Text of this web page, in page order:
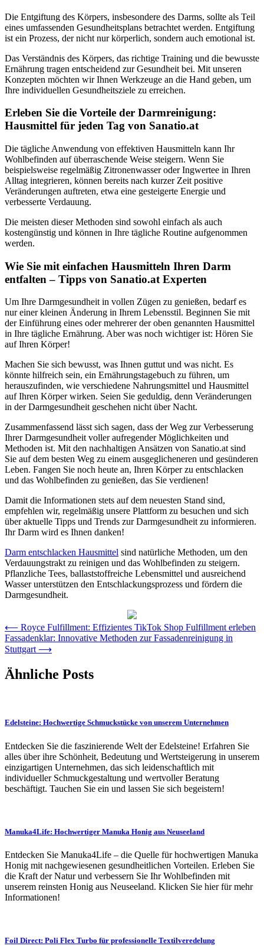
Die Entgiftung des Körpers, insbesondere des Darms, sollte als Teil
eines umfassenden Gesundheitsplans betrachtet werden. Entgiftung
ist ein Prozess, der nicht nur körperlich, sondern auch emotional ist.
Das Verständnis des Körpers, das richtige Training und die bewusste
Ernährung tragen entscheidend zur Gesundheit bei. Mit unseren
Konzepten möchten wir Ihnen Werkzeuge an die Hand geben, um
Ihre individuellen Gesundheitsziele zu erreichen.
Erleben Sie die Vorteile der Darmreinigung:
Hausmittel für jeden Tag von Sanatio.at
Die tägliche Anwendung von effektiven Hausmitteln kann Ihr
Wohlbefinden auf überraschende Weise steigern. Wenn Sie
beispielsweise regelmäßig Zitronenwasser oder Ingwertee in Ihren
Alltag integrieren, können bereits nach kurzer Zeit positive
Veränderungen auftreten, etwa eine gesteigerte Energie und
verbesserte Verdauung.
Die meisten dieser Methoden sind sowohl einfach als auch
kostengünstig und können in Ihre tägliche Routine aufgenommen
werden.
Wie Sie mit einfachen Hausmitteln Ihren Darm
entfalten – Tipps von Sanatio.at Experten
Um Ihre Darmgesundheit in vollen Zügen zu genießen, bedarf es
nur einer kleinen Änderung in Ihrem Lebensstil. Beginnen Sie mit
der Einführung eines oder mehrerer der oben genannten Hausmittel
in Ihre tägliche Ernährung. Aber was noch wichtiger ist: Hören Sie
auf Ihren Körper!
Machen Sie sich bewusst, was Ihnen guttut und was nicht. Es
könnte hilfreich sein, ein Ernährungstagebuch zu führen, um
herauszufinden, wie verschiedene Nahrungsmittel und Hausmittel
auf Ihren Körper wirken. Seien Sie geduldig, denn Veränderungen
in der Darmgesundheit geschehen nicht über Nacht.
Zusammenfassend lässt sich sagen, dass der Weg zur Verbesserung
Ihrer Darmgesundheit voller aufregender Möglichkeiten und
Methoden ist. Mit den nachhaltigen Ansätzen von Sanatio.at sind
Sie auf dem besten Weg zu einem ausgeglicheneren und gesünderen
Leben. Fangen Sie noch heute an, Ihren Körper zu entschlacken
und das Wohlbefinden zu genießen, das Sie verdienen!
Damit die Informationen stets auf dem neuesten Stand sind,
empfehlen wir, regelmäßig unsere Plattform zu besuchen und sich
über aktuelle Tipps und Trends zur Darmgesundheit zu informieren.
Ihr Darm wird es Ihnen danken!
Darm entschlacken Hausmittel sind natürliche Methoden, um den
Verdauungstrakt zu reinigen und das Wohlbefinden zu steigern.
Pflanzliche Tees, ballaststoffreiche Lebensmittel und ausreichend
Wasser unterstützen den Entschlackungsprozess und fördern die
Darmgesundheit.
Post
navigation
⟵ Royce Fulfillment: Effizientes TikTok Shop Fulfillment erleben
Fassadenklar: Innovative Methoden zur Fassadenreinigung in
Stuttgart ⟶
Ähnliche Posts
Edelsteine: Hochwertige Schmuckstücke von unserem Unternehmen
Entdecken Sie die faszinierende Welt der Edelsteine! Erfahren Sie
alles über ihre Schönheit, Bedeutung und Wertsteigerung in unserem
einzigartigen Unternehmen, das sich leidenschaftlich mit
individueller Schmuckgestaltung und wertvoller Beratung
beschäftigt. Tauchen Sie ein und lassen Sie sich begeistern!
Manuka4Life: Hochwertiger Manuka Honig aus Neuseeland
Entdecken Sie Manuka4Life – die Quelle für hochwertigen Manuka
Honig mit nachgewiesenen gesundheitlichen Vorteilen. Erleben Sie
die Kraft der Natur und verbessern Sie Ihr Wohlbefinden mit
unserem reinsten Honig aus Neuseeland. Klicken Sie hier für mehr
Informationen!
Foil Direct: Poli Flex Turbo für professionelle Textilveredelung